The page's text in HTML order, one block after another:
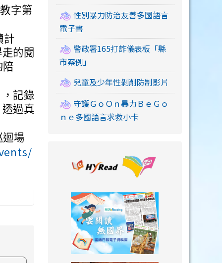
字第
計
的閱
陪
記錄
過真
迴場
性別暴力防治友善多國語言
電子書
警政署165打詐儀表板「縣
市案例」
兒童及少年性剝削防制影片
守護ＧｏＯｎ暴力ＢｅＧｏ
ｎｅ多國語言求救小卡